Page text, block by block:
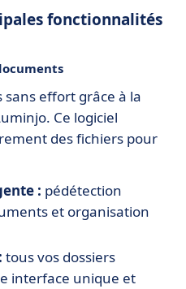
fonctionnalités
effort grâce à la
Ce logiciel
des fichiers pour
: pédétection
et organisation
tous vos dossiers
interface unique et